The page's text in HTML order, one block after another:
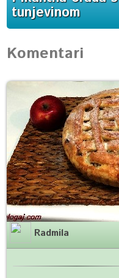
tunjevinom
Komentari
Radmila